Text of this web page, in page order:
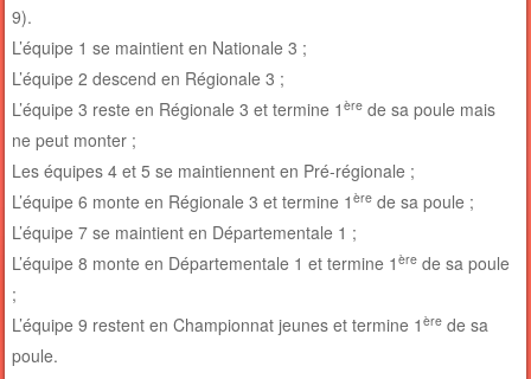
9).
L’équipe 1 se maintient en Nationale 3 ;
L’équipe 2 descend en Régionale 3 ;
L’équipe 3 reste en Régionale 3 et termine 1ère de sa poule mais
ne peut monter ;
Les équipes 4 et 5 se maintiennent en Pré-régionale ;
L’équipe 6 monte en Régionale 3 et termine 1ère de sa poule ;
L’équipe 7 se maintient en Départementale 1 ;
L’équipe 8 monte en Départementale 1 et termine 1ère de sa poule
;
L’équipe 9 restent en Championnat jeunes et termine 1ère de sa
poule.